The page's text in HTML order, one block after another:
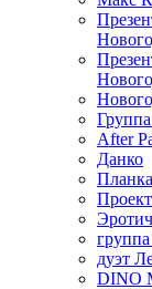
After
Данко
Планка
дуэт
DINO